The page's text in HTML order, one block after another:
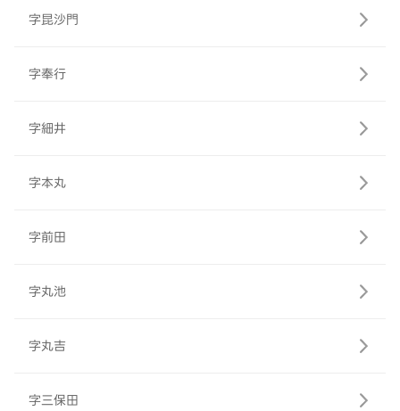
字昆沙門
字奉行
字細井
字本丸
字前田
字丸池
字丸吉
字三保田